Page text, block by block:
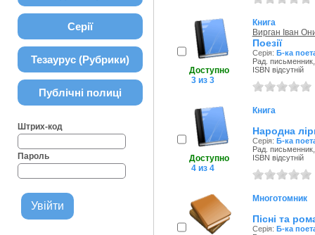
Серії
Тезаурус (Рубрики)
Публічні полиці
Штрих-код
Пароль
Доступно
3 из 3
Книга
Вирган Іван
Поезії
Серія: Б-ка
Рад.
ISBN відсутній
Доступно
4 из 4
Книга
Народна
Серія: Б-ка
Рад.
ISBN відсутній
Многотомник
Пісні та
Серія: Б-ка